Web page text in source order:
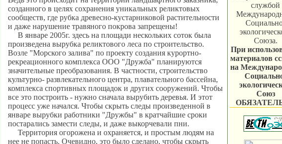
службой
Союза.
При
материалов
на
Союз
созданного в целях сохранения уникальных реликтовых
сообществ, где рубка древесно-кустарниковой растительности
и даже нарушение травяного покрова запрещены!
В январе 2005г. здесь на площади нескольких соток была
произведена вырубка реликтового леса по строительство.
Возле "Морского залива" по проекту создания курортно-
рекреационного комплекса ООО "Дружба" планируются
значительные преобразования. В частности, строительство
культурно- развлекательного центра, плавательного бассейна,
комплекса спортивных площадок и других сооружений. Чтобы
все это построить - нужно сначала вырубить деревья. И этот
процесс уже начался. Чтобы скрыть следы произведенной в
январе вырубки работники "Дружбы" в кратчайшие сроки
постарались замести следы, и даже выкорчевали пни.
Территория огорожена и охраняется, и простым людям на
нее не попасть. Очевидно, это было сделано, чтобы скрыть